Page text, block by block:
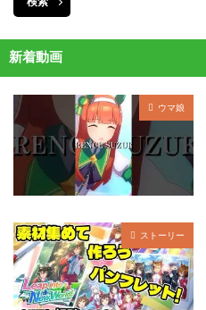
新着動画
ウマ娘
ストーリー